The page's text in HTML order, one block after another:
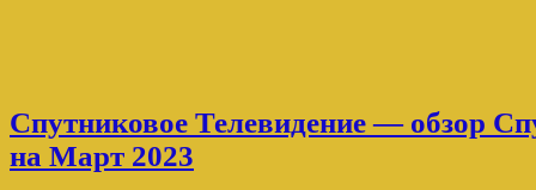
Спутниковое Телевидение — обзор
на Март 2023